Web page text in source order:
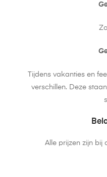
Tijdens vakanties en
verschillen. Deze
Alle prijzen zijn bij